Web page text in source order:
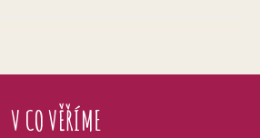
V CO VĚŘÍME